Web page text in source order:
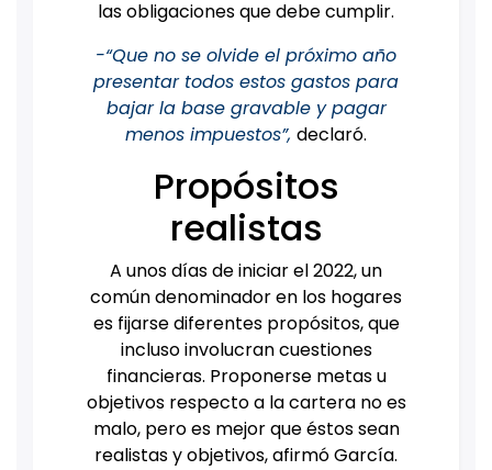
las obligaciones que debe cumplir.
-“Que no se olvide el próximo año
presentar todos estos gastos para
bajar la base gravable y pagar
menos impuestos”, declaró.
Propósitos
realistas
A unos días de iniciar el 2022, un
común denominador en los hogares
es fijarse diferentes propósitos, que
incluso involucran cuestiones
financieras. Proponerse metas u
objetivos respecto a la cartera no es
malo, pero es mejor que éstos sean
realistas y objetivos, afirmó García.